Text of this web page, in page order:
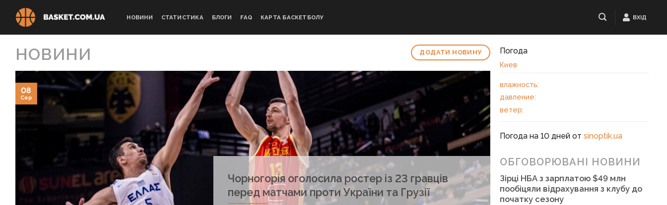
НОВИНИ СТАТИСТИКА БЛОГИ FAQ КАРТА БАСКЕТБОЛУ ВХІД
НОВИНИ ДОДАТИ НОВИНУ
Чорногорія оголосила ростер із 23 гравців
перед матчами проти України та Грузії
08
Сер
Погода
Киев
влажность:
давление:
ветер:
Погода на 10 дней отsinoptik.ua
ОБГОВОРЮВАНІ НОВИНИ
Зірці НБА з зарплатою $49 млн
пообіцяли відрахування з клубу до
початку сезону